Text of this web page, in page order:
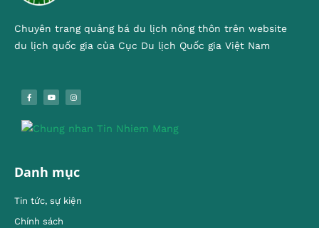
Chuyên trang quảng bá du lịch nông thôn trên website
du lịch quốc gia của Cục Du lịch Quốc gia Việt Nam
Danh mục
Tin tức, sự kiện
Chính sách